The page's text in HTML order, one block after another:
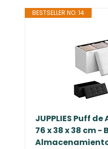
BESTSELLER NO. 14
JUPPLIES Puff
76 x 38 x 38 cm -